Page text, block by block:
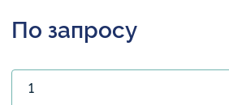
По запросу